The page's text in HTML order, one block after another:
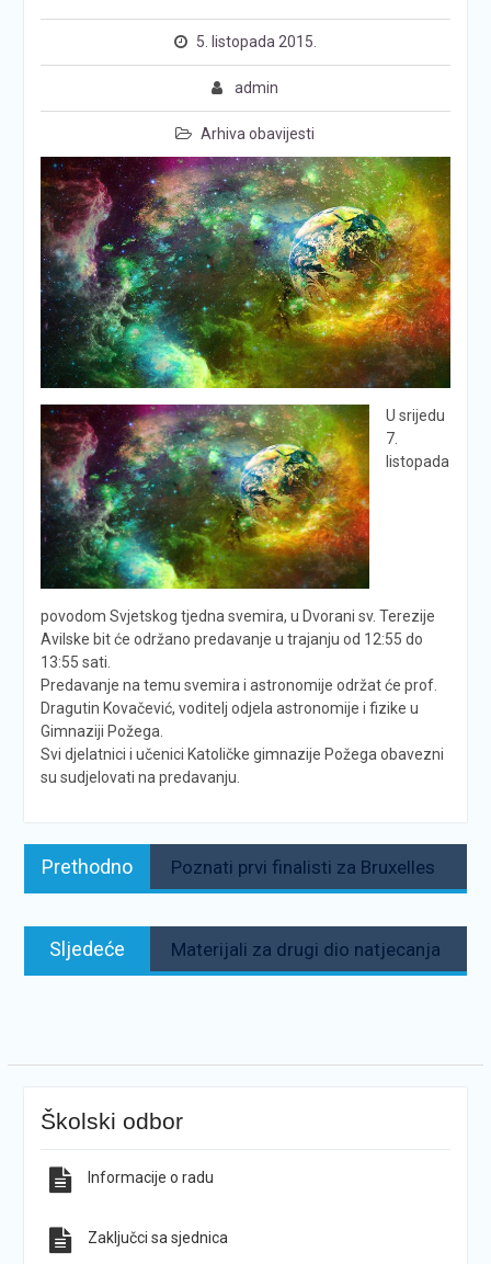
5. listopada 2015.
admin
Arhiva obavijesti
U srijedu
7.
listopada
povodom Svjetskog tjedna svemira, u Dvorani sv. Terezije
Avilske bit će održano predavanje u trajanju od 12:55 do
13:55 sati.
Predavanje na temu svemira i astronomije održat će prof.
Dragutin Kovačević, voditelj odjela astronomije i fizike u
Gimnaziji Požega.
Svi djelatnici i učenici Katoličke gimnazije Požega obavezni
su sudjelovati na predavanju.
Navigacija
objava
Prethodno Poznati prvi finalisti za Bruxelles
Sljedeće Materijali za drugi dio natjecanja
Školski odbor
Informacije o radu
Zaključci sa sjednica